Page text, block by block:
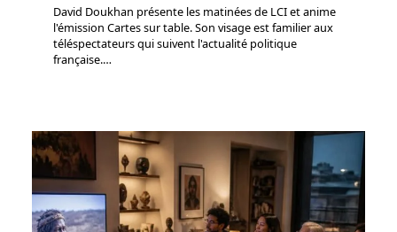
David Doukhan présente les matinées de LCI et anime
l'émission Cartes sur table. Son visage est familier aux
téléspectateurs qui suivent l'actualité politique
française.…